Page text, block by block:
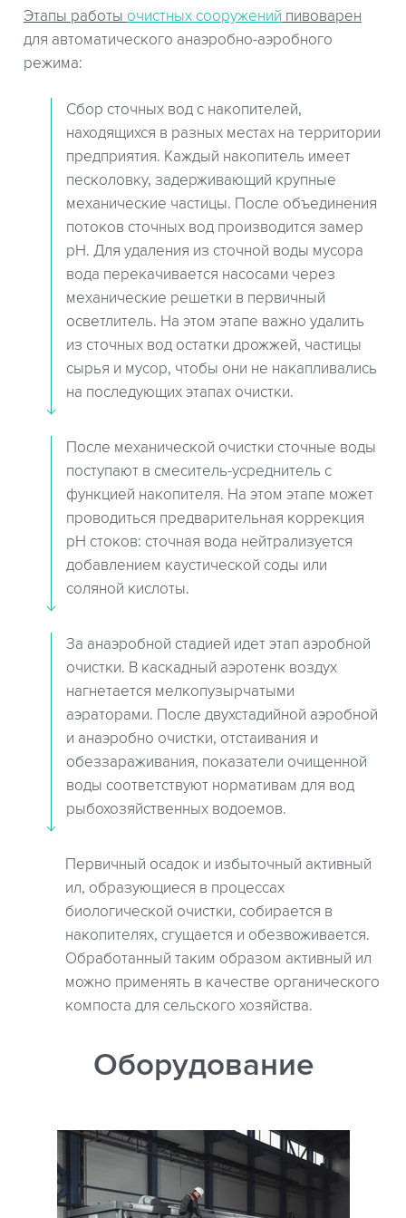
Этапы работы очистных сооружений пивоварен
для автоматического анаэробно-аэробного
режима:
Сбор сточных вод с накопителей,
находящихся в разных местах на территории
предприятия. Каждый накопитель имеет
песколовку, задерживающий крупные
механические частицы. После объединения
потоков сточных вод производится замер
pH. Для удаления из сточной воды мусора
вода перекачивается насосами через
механические решетки в первичный
осветлитель. На этом этапе важно удалить
из сточных вод остатки дрожжей, частицы
сырья и мусор, чтобы они не накапливались
на последующих этапах очистки.
После механической очистки сточные воды
поступают в смеситель-усреднитель с
функцией накопителя. На этом этапе может
проводиться предварительная коррекция
рН стоков: сточная вода нейтрализуется
добавлением каустической соды или
соляной кислоты.
За анаэробной стадией идет этап аэробной
очистки. В каскадный аэротенк воздух
нагнетается мелкопузырчатыми
аэраторами. После двухстадийной аэробной
и анаэробно очистки, отстаивания и
обеззараживания, показатели очищенной
воды соответствуют нормативам для вод
рыбохозяйственных водоемов.
Первичный осадок и избыточный активный
ил, образующиеся в процессах
биологической очистки, собирается в
накопителях, сгущается и обезвоживается.
Обработанный таким образом активный ил
можно применять в качестве органического
компоста для сельского хозяйства.
Оборудование